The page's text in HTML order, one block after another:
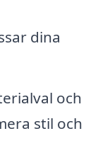
dina
och
stil och